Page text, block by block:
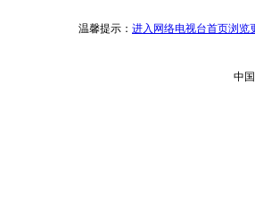
温馨提示： 进入网络电视台首页浏览
中